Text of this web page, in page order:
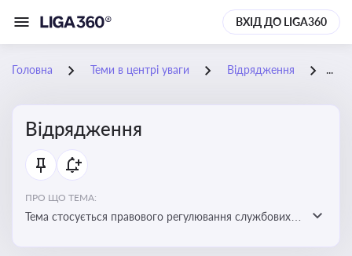
ВХІД ДО LIGA360
Головна Теми в центрі уваги Відрядження 06-
Відрядження
ПРО ЩО ТЕМА:
Тема стосується правового регулювання службових